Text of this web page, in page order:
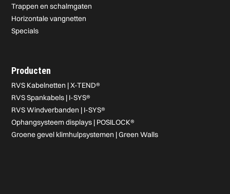
Trappen en schalmgaten
Horizontale vangnetten
Specials
Producten
RVS Kabelnetten | X-TEND®
RVS Spankabels | I-SYS®
RVS Windverbanden | I-SYS®
Ophangsysteem displays | POSILOCK®
Groene gevel klimhulpsystemen | Green Walls